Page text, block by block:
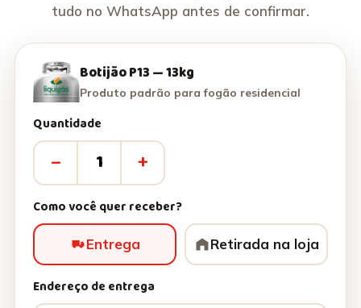
tudo no WhatsApp antes de confirmar.
Botijão P13 — 13kg
Produto padrão para fogão residencial
Quantidade
– +
Como você quer receber?
Entrega Retirada na loja
Endereço de entrega